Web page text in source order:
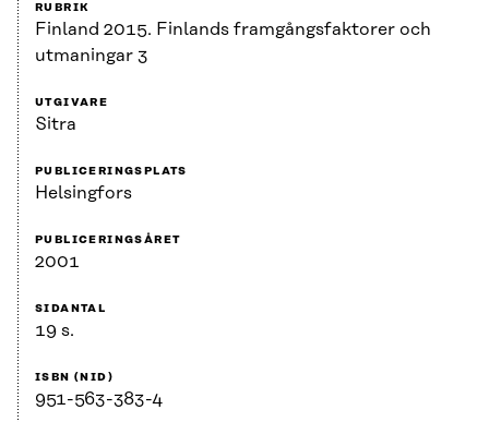
RUBRIK
Finland 2015. Finlands framgångsfaktorer och
utmaningar 3
UTGIVARE
Sitra
PUBLICERINGSPLATS
Helsingfors
PUBLICERINGSÅRET
2001
SIDANTAL
19 s.
ISBN (NID)
951-563-383-4